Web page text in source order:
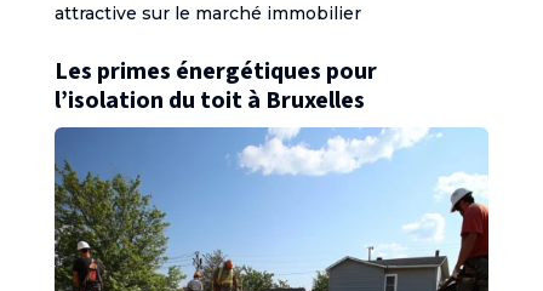
attractive sur le marché immobilier
Les primes énergétiques pour
l’isolation du toit à Bruxelles